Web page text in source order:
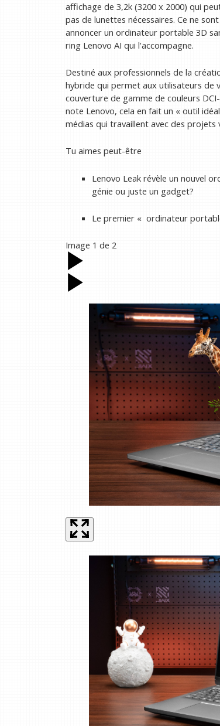
affichage de 3,2k (3200 x 2000) qui
pas de lunettes nécessaires. Ce ne
annoncer un ordinateur portable 3D
ring Lenovo AI qui l'accompagne.
Destiné aux professionnels de la
hybride qui permet aux utilisateurs de
couverture de gamme de couleurs
note Lenovo, cela en fait un « outil
médias qui travaillent avec des projets
Tu aimes peut-être
Lenovo Leak révèle un nouvel
génie ou juste un gadget?
Le premier « ordinateur
Image 1 de 2